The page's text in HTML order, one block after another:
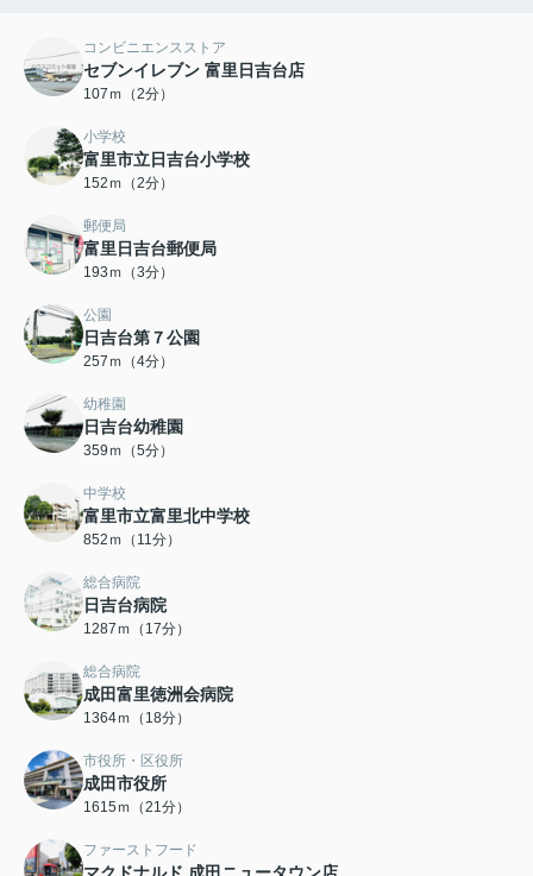
コンビニエンスストア
セブンイレブン 富里日吉台店
107ｍ（2分）
小学校
富里市立日吉台小学校
152ｍ（2分）
郵便局
富里日吉台郵便局
193ｍ（3分）
公園
日吉台第７公園
257ｍ（4分）
幼稚園
日吉台幼稚園
359ｍ（5分）
中学校
富里市立富里北中学校
852ｍ（11分）
総合病院
日吉台病院
1287ｍ（17分）
総合病院
成田富里徳洲会病院
1364ｍ（18分）
市役所・区役所
成田市役所
1615ｍ（21分）
ファーストフード